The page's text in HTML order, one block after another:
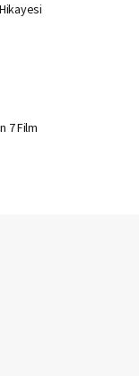
7 Film